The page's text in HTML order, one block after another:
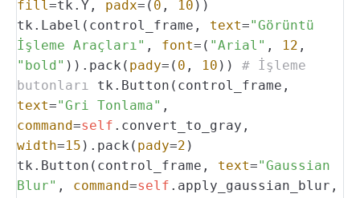
fill=tk.Y, padx=( 0 , 10 ))
tk.Label(control_frame, text="Görüntü
İşleme Araçları" , font=( "Arial" , 12 ,
"bold" )).pack( pady=( 0 , 10 ))
# İşleme
butonları
tk.Button(control_frame,
text="Gri Tonlama" ,
command=self .convert_to_gray,
width=15 ).pack( pady=2 )
tk.Button(control_frame, text="Gaussian
Blur" , command=self .apply_gaussian_blur,